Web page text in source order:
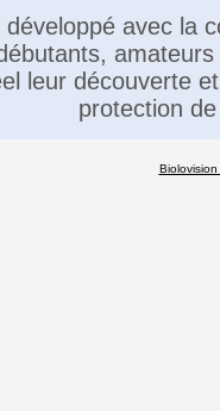
avec la
leur découverte
protection
Biolovision